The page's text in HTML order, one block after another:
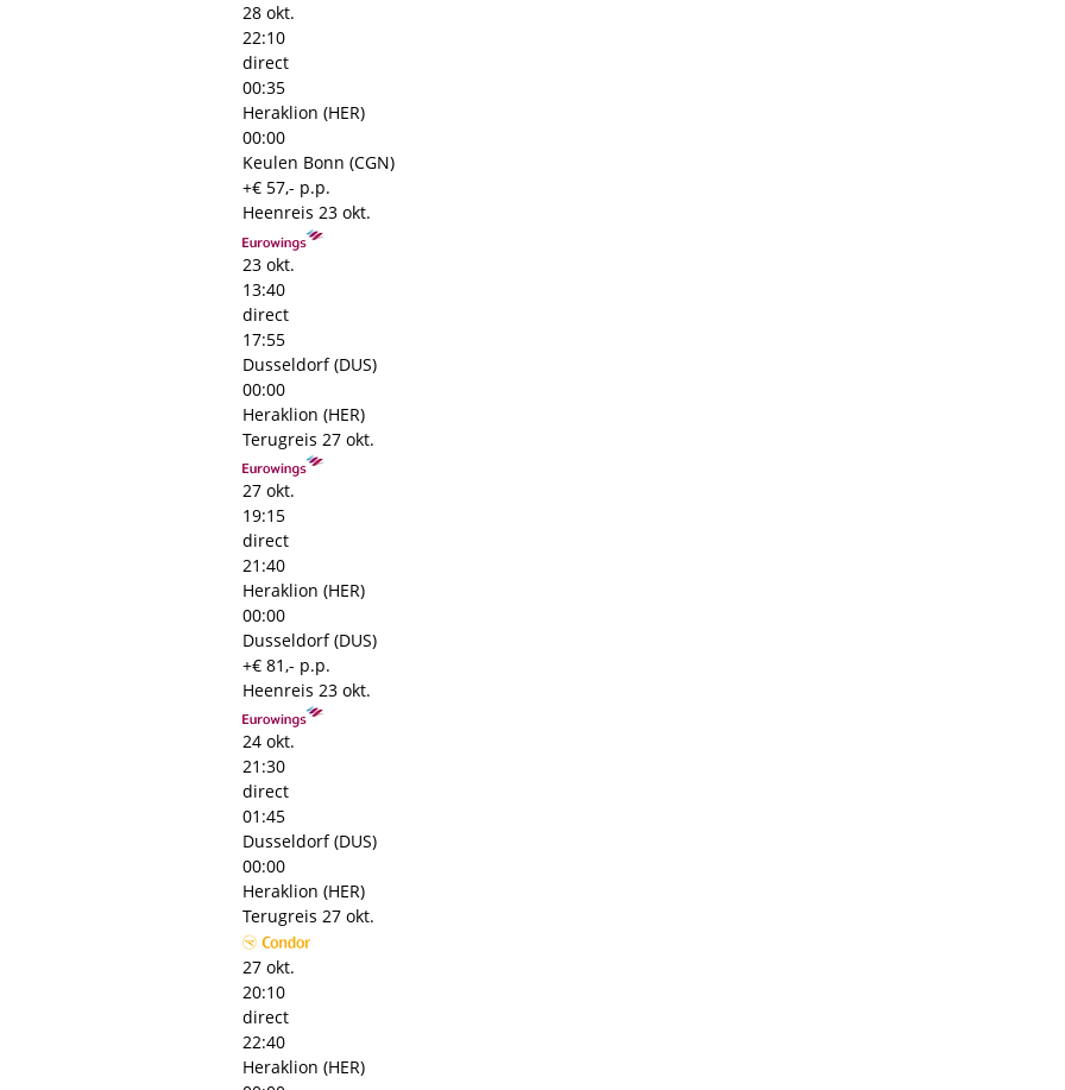
28 okt.
22:10
direct
00:35
Heraklion (HER)
00:00
Keulen Bonn (CGN)
+€ 57,- p.p.
Heenreis 23 okt.
23 okt.
13:40
direct
17:55
Dusseldorf (DUS)
00:00
Heraklion (HER)
Terugreis 27 okt.
27 okt.
19:15
direct
21:40
Heraklion (HER)
00:00
Dusseldorf (DUS)
+€ 81,- p.p.
Heenreis 23 okt.
24 okt.
21:30
direct
01:45
Dusseldorf (DUS)
00:00
Heraklion (HER)
Terugreis 27 okt.
27 okt.
20:10
direct
22:40
Heraklion (HER)